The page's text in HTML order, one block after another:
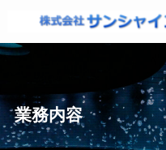
業務内容